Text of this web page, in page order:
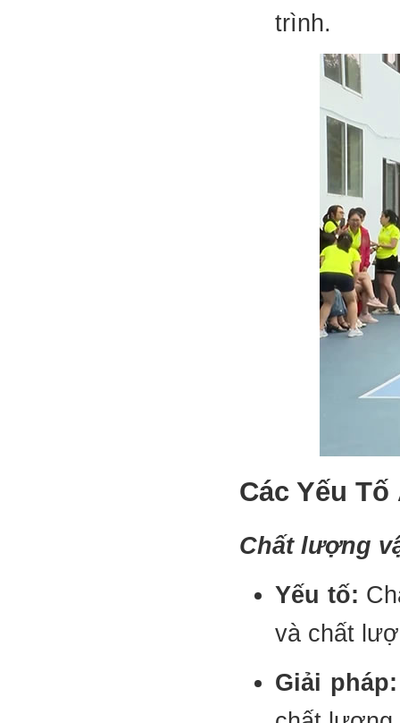
trình.
Các Yếu
Chất lượng
Yếu tố:
và chất
Giải pháp: